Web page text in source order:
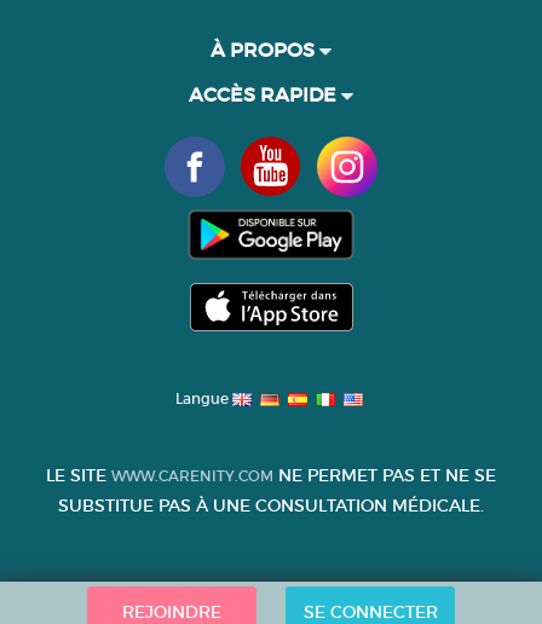
REJOINDRE SE CONNECTER
À PROPOS
ACCÈS RAPIDE
Langue
LE SITE WWW.CARENITY.COM NE PERMET PAS ET NE SE
SUBSTITUE PAS À UNE CONSULTATION MÉDICALE.